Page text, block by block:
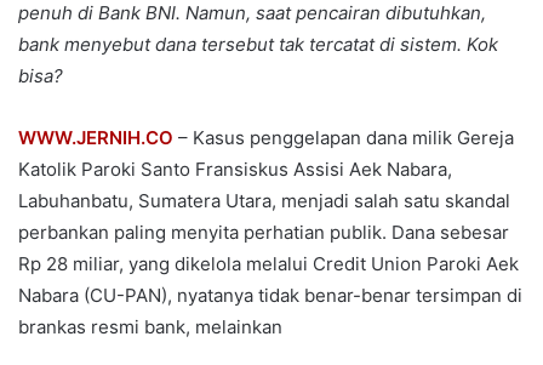
penuh di Bank BNI. Namun, saat pencairan dibutuhkan,
bank menyebut dana tersebut tak tercatat di sistem. Kok
bisa?
WWW.JERNIH.CO – Kasus penggelapan dana milik Gereja
Katolik Paroki Santo Fransiskus Assisi Aek Nabara,
Labuhanbatu, Sumatera Utara, menjadi salah satu skandal
perbankan paling menyita perhatian publik. Dana sebesar
Rp 28 miliar, yang dikelola melalui Credit Union Paroki Aek
Nabara (CU-PAN), nyatanya tidak benar-benar tersimpan di
brankas resmi bank, melainkan